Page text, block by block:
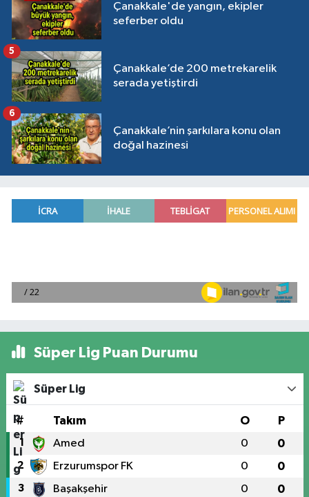
Çanakkale'de yangın, ekipler
seferber oldu
Çanakkale’de 200 metrekarelik
serada yetiştirdi
5
Çanakkale’nin şarkılara konu olan
doğal hazinesi
6
Süper Lig Puan Durumu
Süper Lig
# Takım O P
1 Amed 0 0
2 Erzurumspor FK 0 0
3 Başakşehir 0 0